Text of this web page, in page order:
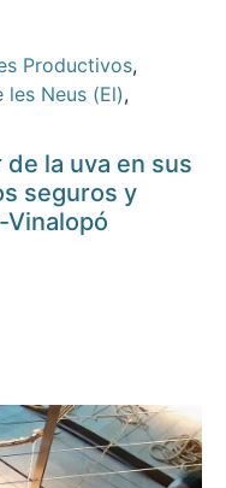
Productivos,
Neus (El),
la uva en sus
seguros y
Vinalopó